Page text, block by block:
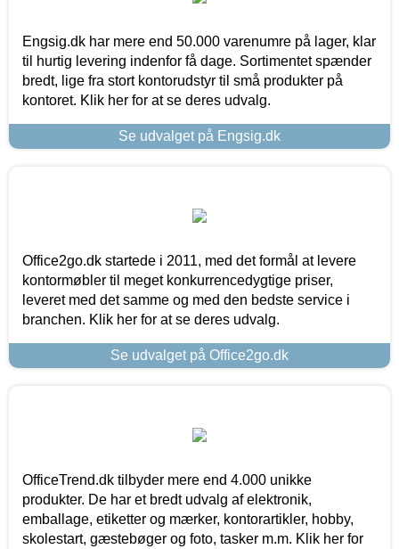
Engsig.dk har mere end 50.000 varenumre på lager, klar
til hurtig levering indenfor få dage. Sortimentet spænder
bredt, lige fra stort kontorudstyr til små produkter på
kontoret. Klik her for at se deres udvalg.
Se udvalget på Engsig.dk
Office2go.dk startede i 2011, med det formål at levere
kontormøbler til meget konkurrencedygtige priser,
leveret med det samme og med den bedste service i
branchen. Klik her for at se deres udvalg.
Se udvalget på Office2go.dk
OfficeTrend.dk tilbyder mere end 4.000 unikke
produkter. De har et bredt udvalg af elektronik,
emballage, etiketter og mærker, kontorartikler, hobby,
skolestart, gæstebøger og foto, tasker m.m. Klik her for